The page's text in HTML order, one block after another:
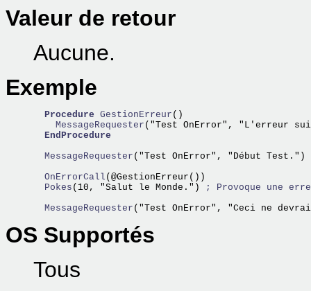
Valeur de retour
Aucune.
Exemple
Procedure GestionErreur
    MessageRequester
("Test OnError", "L'erreur
EndProcedure
  MessageRequester
("Test OnError", "Début Test.")
  OnErrorCall
  Pokes
(10, "Salut le Monde.")
; Provoque une
  MessageRequester
OS Supportés
Tous